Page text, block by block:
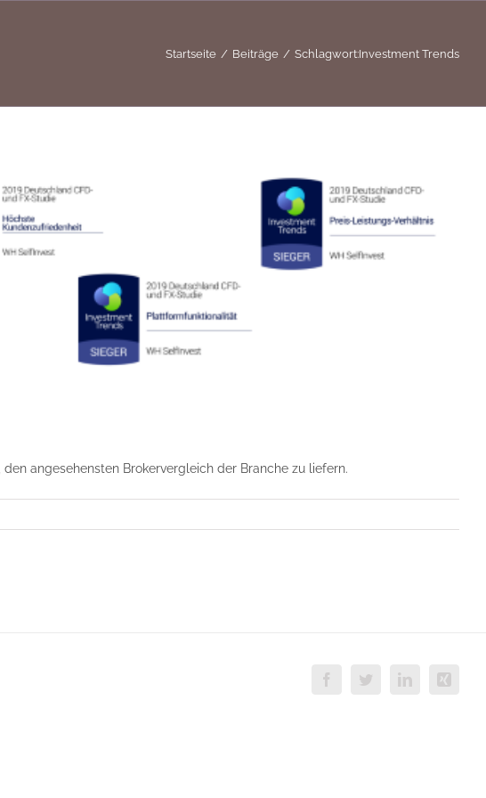
Startseite Beiträge Schlagwort:Investment Trends
angesehensten Brokervergleich der Branche zu liefern.
FacebookTwitterLinkedInXing